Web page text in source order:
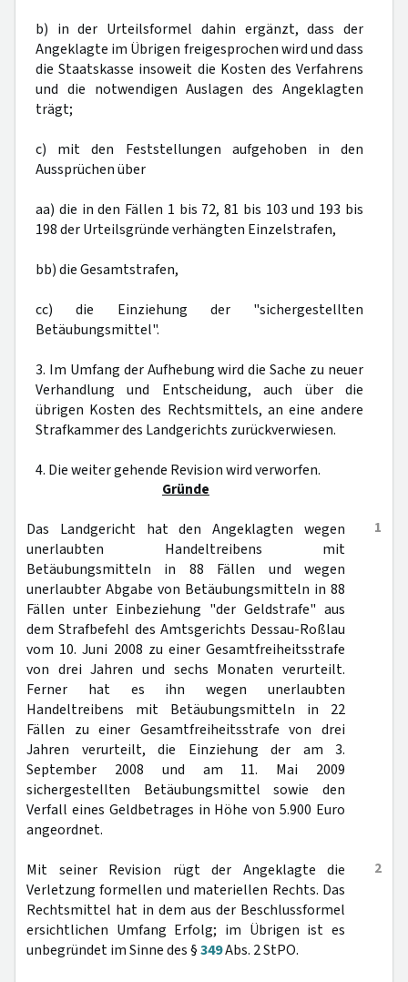
b) in der Urteilsformel dahin ergänzt, dass der
Angeklagte im Übrigen freigesprochen wird und dass
die Staatskasse insoweit die Kosten des Verfahrens
und die notwendigen Auslagen des Angeklagten
trägt;
c) mit den Feststellungen aufgehoben in den
Aussprüchen über
aa) die in den Fällen 1 bis 72, 81 bis 103 und 193 bis
198 der Urteilsgründe verhängten Einzelstrafen,
bb) die Gesamtstrafen,
cc) die Einziehung der "sichergestellten
Betäubungsmittel".
3. Im Umfang der Aufhebung wird die Sache zu neuer
Verhandlung und Entscheidung, auch über die
übrigen Kosten des Rechtsmittels, an eine andere
Strafkammer des Landgerichts zurückverwiesen.
4. Die weiter gehende Revision wird verworfen.
Gründe
1
Das Landgericht hat den Angeklagten wegen
unerlaubten Handeltreibens mit
Betäubungsmitteln in 88 Fällen und wegen
unerlaubter Abgabe von Betäubungsmitteln in 88
Fällen unter Einbeziehung "der Geldstrafe" aus
dem Strafbefehl des Amtsgerichts Dessau-Roßlau
vom 10. Juni 2008 zu einer Gesamtfreiheitsstrafe
von drei Jahren und sechs Monaten verurteilt.
Ferner hat es ihn wegen unerlaubten
Handeltreibens mit Betäubungsmitteln in 22
Fällen zu einer Gesamtfreiheitsstrafe von drei
Jahren verurteilt, die Einziehung der am 3.
September 2008 und am 11. Mai 2009
sichergestellten Betäubungsmittel sowie den
Verfall eines Geldbetrages in Höhe von 5.900 Euro
angeordnet.
2
Mit seiner Revision rügt der Angeklagte die
Verletzung formellen und materiellen Rechts. Das
Rechtsmittel hat in dem aus der Beschlussformel
ersichtlichen Umfang Erfolg; im Übrigen ist es
unbegründet im Sinne des §349Abs. 2 StPO.